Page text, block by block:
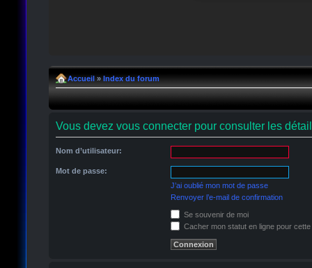
Accueil » Index du forum
Vous devez vous connecter pour consulter les
Nom d’utilisateur:
Mot de passe:
J’ai oublié mon mot de passe
Renvoyer l’e-mail de confirmation
Se souvenir de moi
Cacher mon statut en ligne pour